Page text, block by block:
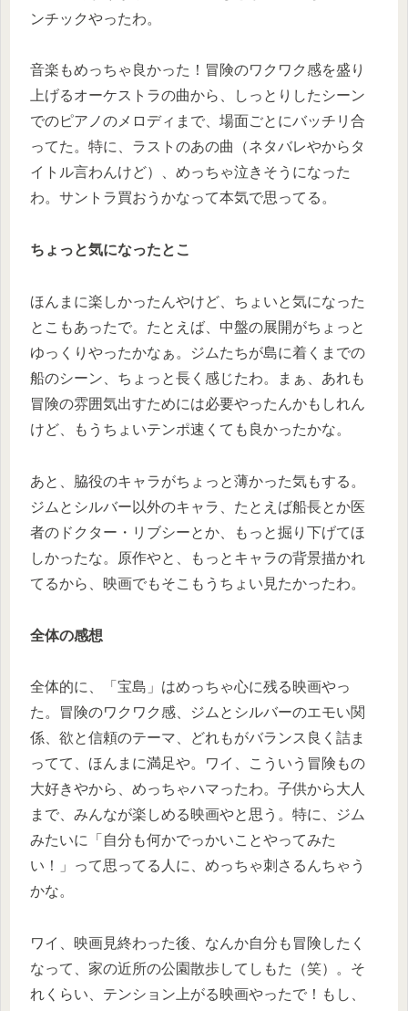
ンチックやったわ。
音楽もめっちゃ良かった！冒険のワクワク感を盛り
上げるオーケストラの曲から、しっとりしたシーン
でのピアノのメロディまで、場面ごとにバッチリ合
ってた。特に、ラストのあの曲（ネタバレやからタ
イトル言わんけど）、めっちゃ泣きそうになった
わ。サントラ買おうかなって本気で思ってる。
ちょっと気になったとこ
ほんまに楽しかったんやけど、ちょいと気になった
とこもあったで。たとえば、中盤の展開がちょっと
ゆっくりやったかなぁ。ジムたちが島に着くまでの
船のシーン、ちょっと長く感じたわ。まぁ、あれも
冒険の雰囲気出すためには必要やったんかもしれん
けど、もうちょいテンポ速くても良かったかな。
あと、脇役のキャラがちょっと薄かった気もする。
ジムとシルバー以外のキャラ、たとえば船長とか医
者のドクター・リブシーとか、もっと掘り下げてほ
しかったな。原作やと、もっとキャラの背景描かれ
てるから、映画でもそこもうちょい見たかったわ。
全体の感想
全体的に、「宝島」はめっちゃ心に残る映画やっ
た。冒険のワクワク感、ジムとシルバーのエモい関
係、欲と信頼のテーマ、どれもがバランス良く詰ま
ってて、ほんまに満足や。ワイ、こういう冒険もの
大好きやから、めっちゃハマったわ。子供から大人
まで、みんなが楽しめる映画やと思う。特に、ジム
みたいに「自分も何かでっかいことやってみた
い！」って思ってる人に、めっちゃ刺さるんちゃう
かな。
ワイ、映画見終わった後、なんか自分も冒険したく
なって、家の近所の公園散歩してしもた（笑）。そ
れくらい、テンション上がる映画やったで！もし、